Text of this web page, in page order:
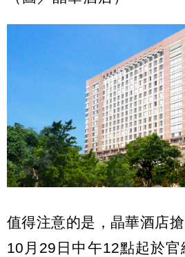
值得注意的是，晶華酒店
10月29日中午12點起於官